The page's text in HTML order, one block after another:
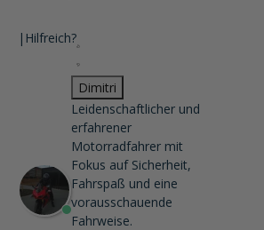
| Hilfreich?
Dimitri
Leidenschaftlicher und
erfahrener
Motorradfahrer mit
Fokus auf Sicherheit,
Fahrspaß und eine
vorausschauende
Fahrweise.